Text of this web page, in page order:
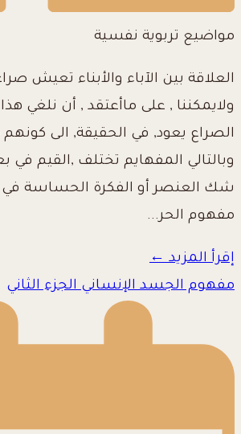
مواضيع تربوية نفسية
العلاقة بين الآباء والأبناء تعيش
ولايمكننا , على ماأعتقد , أن نلغي
الصراع يعود, في الحقيقة, الى
وبالتالي المفهايم تختلف ,القيم
شك العنصر أو الفكرة الحساسة في
مفهوم الحر...
إقرأ المزيد ←
مفهوم الجسد الإنساني الجزء الثاني